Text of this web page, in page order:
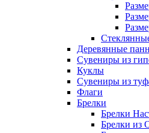
Деревянные
Сувениры из
Куклы
Сувениры из
Флаги
Брелки
Брелки
Брелки из